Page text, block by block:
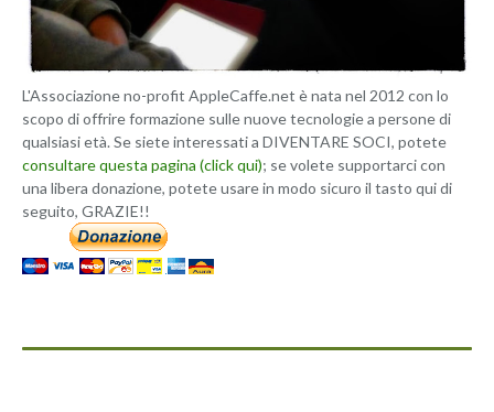
L'Associazione no-profit AppleCaffe.net è nata nel 2012 con lo
scopo di offrire formazione sulle nuove tecnologie a persone di
qualsiasi età. Se siete interessati a DIVENTARE SOCI, potete
consultare questa pagina (click qui); se volete supportarci con
una libera donazione, potete usare in modo sicuro il tasto qui di
seguito, GRAZIE!!